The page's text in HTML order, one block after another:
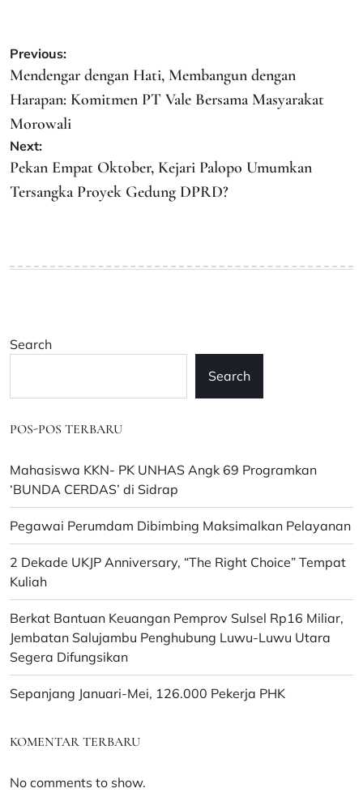
Post
navigation
Previous:
Mendengar dengan Hati, Membangun dengan
Harapan: Komitmen PT Vale Bersama Masyarakat
Morowali
Next:
Pekan Empat Oktober, Kejari Palopo Umumkan
Tersangka Proyek Gedung DPRD?
Search
Search
POS-POS TERBARU
Mahasiswa KKN- PK UNHAS Angk 69 Programkan
‘BUNDA CERDAS’ di Sidrap
Pegawai Perumdam Dibimbing Maksimalkan Pelayanan
2 Dekade UKJP Anniversary, “The Right Choice” Tempat
Kuliah
Berkat Bantuan Keuangan Pemprov Sulsel Rp16 Miliar,
Jembatan Salujambu Penghubung Luwu-Luwu Utara
Segera Difungsikan
Sepanjang Januari-Mei, 126.000 Pekerja PHK
KOMENTAR TERBARU
No comments to show.